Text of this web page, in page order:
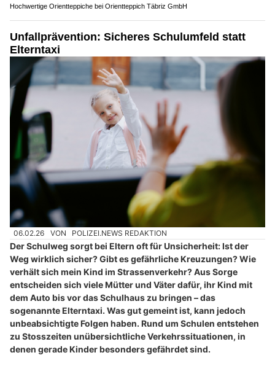
Hochwertige Orientteppiche bei Orientteppich Täbriz GmbH
Unfallprävention: Sicheres Schulumfeld statt
Elterntaxi
06.02.26 VON POLIZEI.NEWS REDAKTION
Der Schulweg sorgt bei Eltern oft für Unsicherheit: Ist der
Weg wirklich sicher? Gibt es gefährliche Kreuzungen? Wie
verhält sich mein Kind im Strassenverkehr? Aus Sorge
entscheiden sich viele Mütter und Väter dafür, ihr Kind mit
dem Auto bis vor das Schulhaus zu bringen – das
sogenannte Elterntaxi. Was gut gemeint ist, kann jedoch
unbeabsichtigte Folgen haben. Rund um Schulen entstehen
zu Stosszeiten unübersichtliche Verkehrssituationen, in
denen gerade Kinder besonders gefährdet sind.